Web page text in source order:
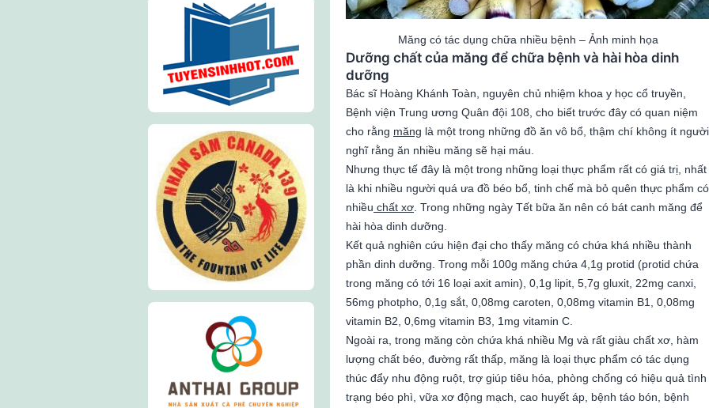
Măng có tác dụng chữa nhiều bệnh – Ảnh minh họa
Dưỡng chất của măng để chữa bệnh và hài hòa dinh
dưỡng
Bác sĩ Hoàng Khánh Toàn, nguyên chủ nhiệm khoa y học cổ truyền,
Bệnh viện Trung ương Quân đội 108, cho biết trước đây có quan niệm
cho rằng măng là một trong những đồ ăn vô bổ, thậm chí không ít người
nghĩ rằng ăn nhiều măng sẽ hại máu.
Nhưng thực tế đây là một trong những loại thực phẩm rất có giá trị, nhất
là khi nhiều người quá ưa đồ béo bổ, tinh chế mà bỏ quên thực phẩm có
nhiều chất xơ . Trong những ngày Tết bữa ăn nên có bát canh măng để
hài hòa dinh dưỡng.
Kết quả nghiên cứu hiện đại cho thấy măng có chứa khá nhiều thành
phần dinh dưỡng. Trong mỗi 100g măng chứa 4,1g protid (protid chứa
trong măng có tới 16 loại axit amin), 0,1g lipit, 5,7g gluxit, 22mg canxi,
56mg photpho, 0,1g sắt, 0,08mg caroten, 0,08mg vitamin B1, 0,08mg
vitamin B2, 0,6mg vitamin B3, 1mg vitamin C.
Ngoài ra, trong măng còn chứa khá nhiều Mg và rất giàu chất xơ, hàm
lượng chất béo, đường rất thấp, măng là loại thực phẩm có tác dụng
thúc đẩy nhu động ruột, trợ giúp tiêu hóa, phòng chống có hiệu quả tình
trạng béo phì, vữa xơ động mạch, cao huyết áp, bệnh táo bón, bệnh